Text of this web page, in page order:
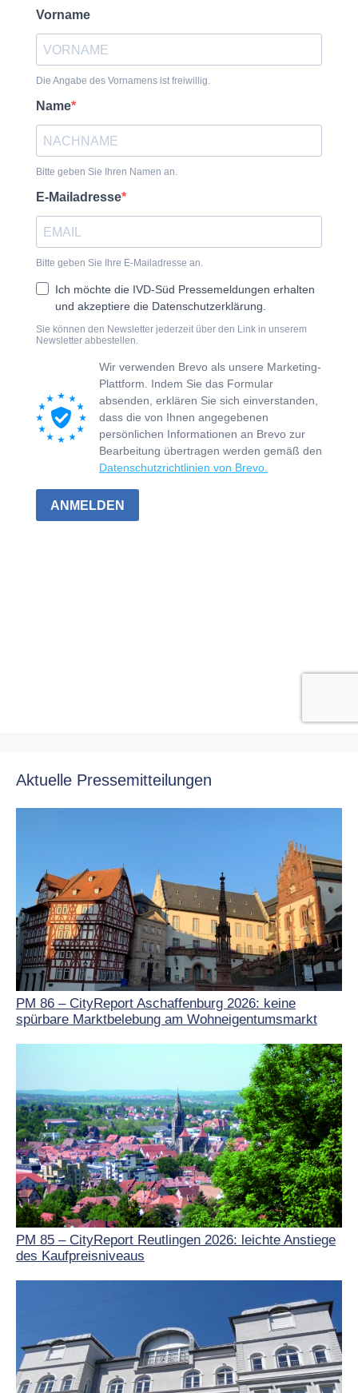
Aktuelle Pressemitteilungen
PM 86 – CityReport Aschaffenburg 2026: keine
spürbare Marktbelebung am Wohneigentumsmarkt
PM 85 – CityReport Reutlingen 2026: leichte Anstiege
des Kaufpreisniveaus